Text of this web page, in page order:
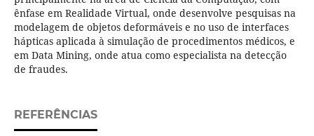
ênfase em Realidade Virtual, onde desenvolve pesquisas na
modelagem de objetos deformáveis e no uso de interfaces
hápticas aplicada à simulação de procedimentos médicos, e
em Data Mining, onde atua como especialista na detecção
de fraudes.
REFERÊNCIAS